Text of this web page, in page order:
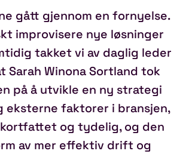
gått gjennom en fornyelse.
improvisere nye løsninger
takket vi av daglig leder
Winona Sortland tok
på å utvikle en ny strategi
eksterne faktorer i bransjen,
og tydelig, og den
av mer effektiv drift og